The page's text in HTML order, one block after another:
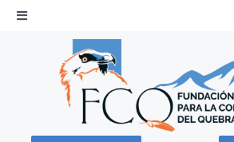
Saltar
Toggle
Navigation
QUEBRANTAHUESOS